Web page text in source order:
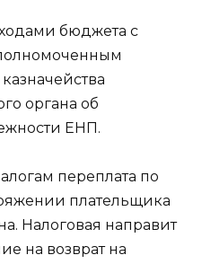
бюджета с
органа об
ЕНП.
переплата по
плательщика
Налоговая направит
на возврат на